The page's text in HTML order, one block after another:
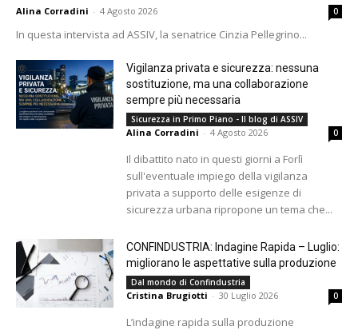
Alina Corradini - 4 Agosto 2026 0
In questa intervista ad ASSIV, la senatrice Cinzia Pellegrino...
Vigilanza privata e sicurezza: nessuna
sostituzione, ma una collaborazione
sempre più necessaria
Sicurezza in Primo Piano - Il blog di ASSIV
Alina Corradini - 4 Agosto 2026 0
Il dibattito nato in questi giorni a Forlì
sull'eventuale impiego della vigilanza
privata a supporto delle esigenze di
sicurezza urbana ripropone un tema che...
CONFINDUSTRIA: Indagine Rapida – Luglio:
migliorano le aspettative sulla produzione
Dal mondo di Confindustria
Cristina Brugiotti - 30 Luglio 2026 0
L’indagine rapida sulla produzione